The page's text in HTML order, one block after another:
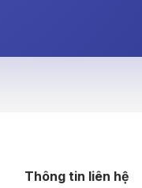
Thông tin liên hệ